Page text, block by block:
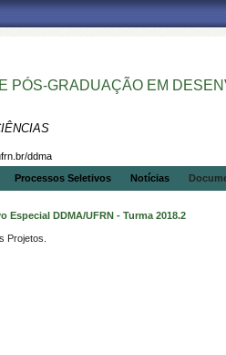
PÓS-GRADUAÇÃO EM
ddma
Processos Seletivos Notícias
DDMA/UFRN - Turma 2018.2
Projetos.